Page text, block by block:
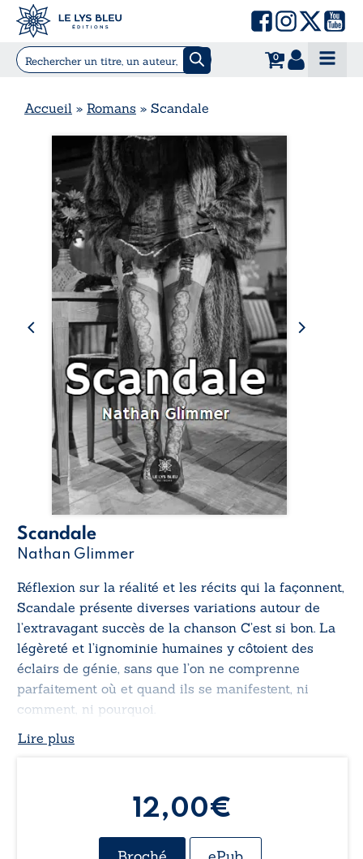
0
Accueil » Romans » Scandale
Scandale
Nathan Glimmer
Réflexion sur la réalité et les récits qui la façonnent,
Scandale présente diverses variations autour de
l’extravagant succès de la chanson C’est si bon. La
légèreté et l’ignominie humaines y côtoient des
éclairs de génie, sans que l’on ne comprenne
parfaitement où et quand ils se manifestent, ni
comment, ni pourquoi.
Lire plus
12,00€